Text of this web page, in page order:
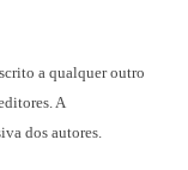
a qualquer outro
A
dos autores.